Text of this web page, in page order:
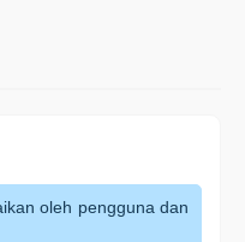
oleh pengguna dan